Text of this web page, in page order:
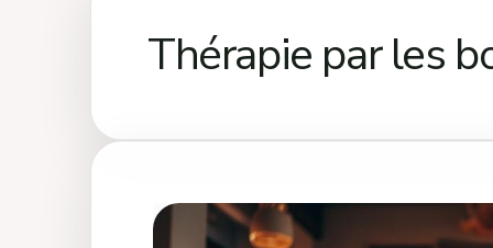
Thérapie par les
Comment